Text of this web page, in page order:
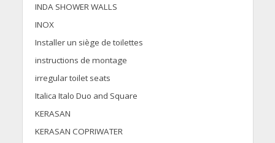
INDA SHOWER WALLS
INOX
Installer un siège de toilettes
instructions de montage
irregular toilet seats
Italica Italo Duo and Square
KERASAN
KERASAN COPRIWATER